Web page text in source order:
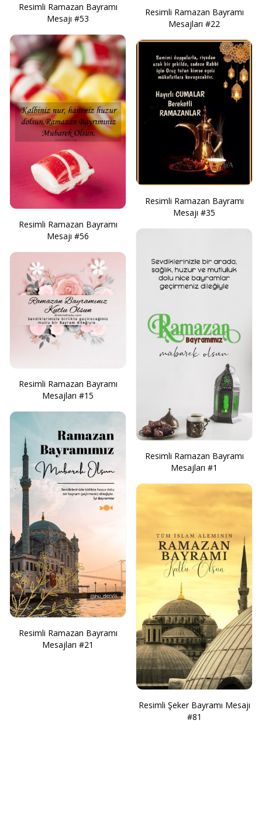
Resimli Ramazan Bayramı
Mesajı #53
Resimli Ramazan Bayramı
Mesajı #56
Resimli Ramazan Bayramı
Mesajları #15
Resimli Ramazan Bayramı
Mesajları #21
Resimli Ramazan Bayramı
Mesajları #22
Resimli Ramazan Bayramı
Mesajı #35
Resimli Ramazan Bayramı
Mesajları #1
Resimli Şeker Bayramı Mesajı
#81